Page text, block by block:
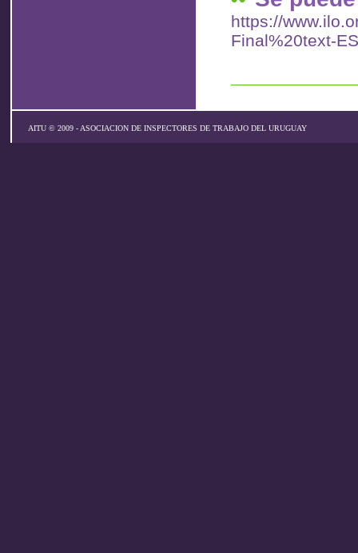
https://
Final%20text-
AITU © 2009 - ASOCIACION DE INSPECTORES DE TRABAJO DEL URUGUAY